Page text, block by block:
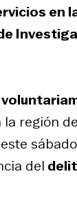
en
la región
del